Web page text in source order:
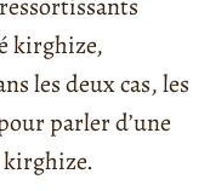
kirghize,
les deux cas, les
parler d’une
kirghize.